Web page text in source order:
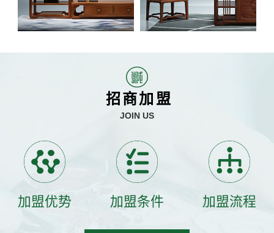
招商加盟
JOIN US
加盟优势 加盟条件 加盟流程